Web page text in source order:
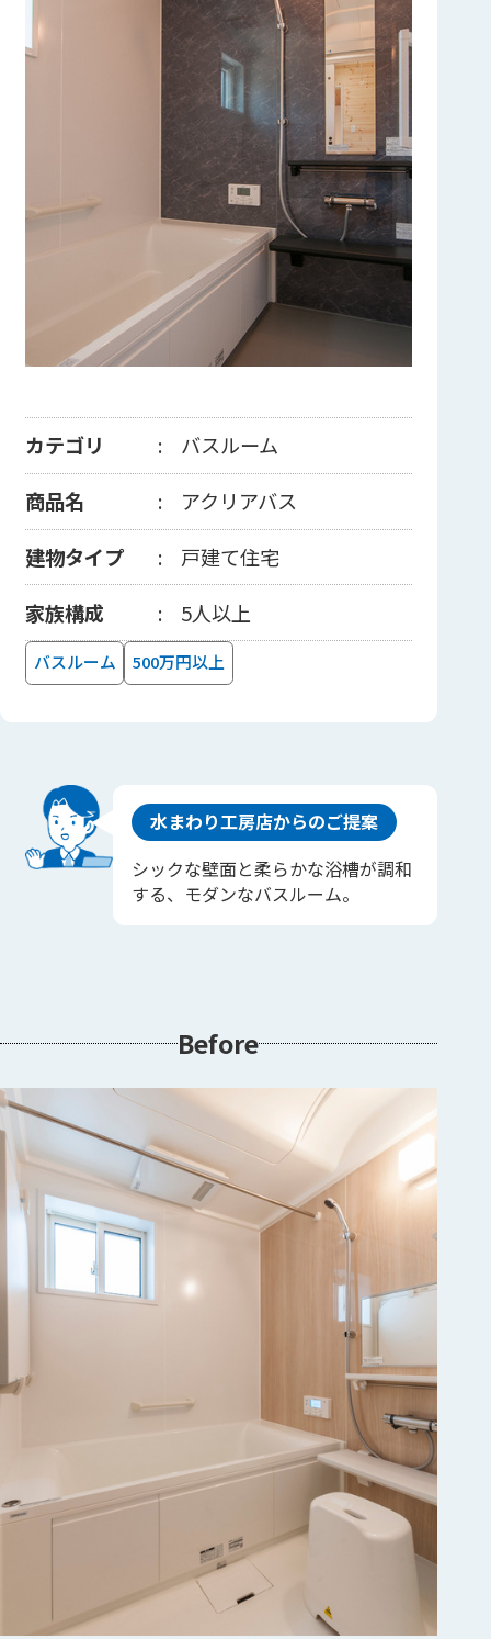
カテゴリ
バスルーム
商品名
アクリアバス
建物タイプ
戸建て住宅
家族構成
5人以上
バスルーム 500万円以上
水まわり工房店からのご提案
シックな壁面と柔らかな浴槽が調和
する、モダンなバスルーム。
Before